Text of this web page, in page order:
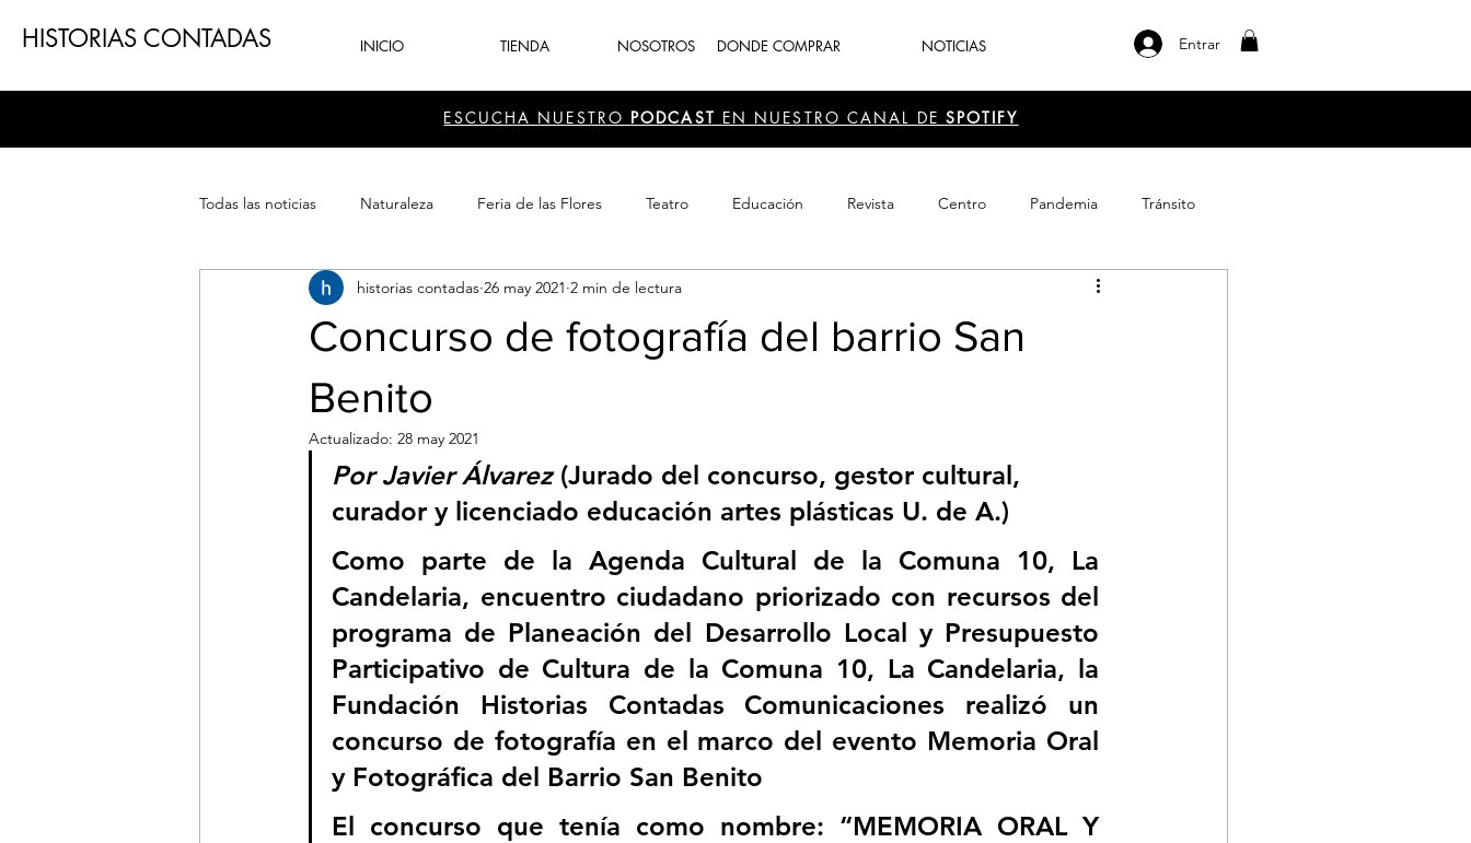
HISTORIAS CONTADAS INICIO TIENDA NOSOTROS DONDE COMPRAR NOTICIAS Entrar
ESCUCHA NUESTRO PODCAST EN NUESTRO CANAL DE SPOTIFY
Todas las noticias Naturaleza Feria de las Flores Teatro Educación Revista Centro Pandemia Tránsito
Patrimonio Sector Cultura Recreación Emprendimiento
Concurso de fotografía del barrio San
Benito
historias contadas 26 may 2021 2 min de lectura
Actualizado: 28 may 2021
Por Javier Álvarez (Jurado del concurso, gestor cultural,
curador y licenciado educación artes plásticas U. de A.)
Como parte de la Agenda Cultural de la Comuna 10, La
Candelaria, encuentro ciudadano priorizado con recursos del
programa de Planeación del Desarrollo Local y Presupuesto
Participativo de Cultura de la Comuna 10, La Candelaria, la
Fundación Historias Contadas Comunicaciones realizó un
concurso de fotografía en el marco del evento Memoria Oral
y Fotográfica del Barrio San Benito
El concurso que tenía como nombre: “MEMORIA ORAL Y